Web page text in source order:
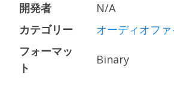
開発者
N/A
カテゴリー
オーディオフ
フォーマッ
ト
Binary